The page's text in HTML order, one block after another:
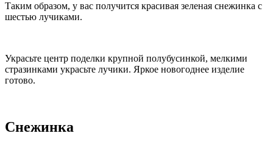
Таким образом, у вас получится красивая зеленая снежинка с
шестью лучиками.
Украсьте центр поделки крупной полубусинкой, мелкими
стразинками украсьте лучики. Яркое новогоднее изделие
готово.
Снежинка